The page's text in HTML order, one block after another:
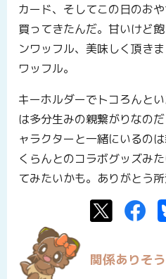
カード、そしてこの日のお
買ってきたんだ。甘いけど
ンワッフル、美味しく頂き
ワッフル。
キーホルダーでトコろんと
は多分生みの親繋がりなの
ャラクターと一緒にいるの
くらんとのコラボグッズみ
てみたいかも。ありがとう
Twitter
関係ありそ